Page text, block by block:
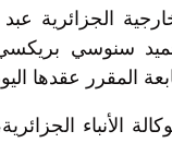
الجزائرية
سنوسي
الأنباء